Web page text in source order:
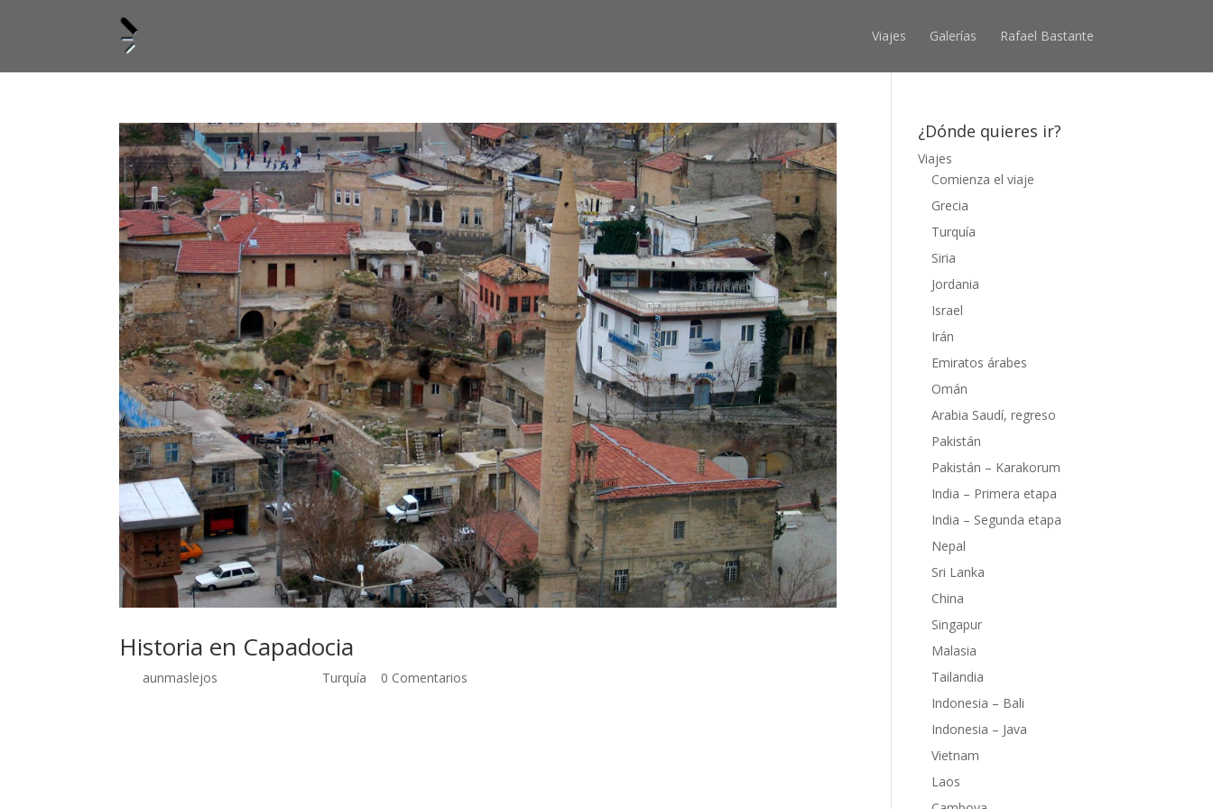
Viajes Galerías Rafael Bastante
Historia en Capadocia
aunmaslejos Turquía 0 Comentarios
¿Dónde quieres ir?
Viajes
Comienza el viaje
Grecia
Turquía
Siria
Jordania
Israel
Irán
Emiratos árabes
Omán
Arabia Saudí, regreso
Pakistán
Pakistán – Karakorum
India – Primera etapa
India – Segunda etapa
Nepal
Sri Lanka
China
Singapur
Malasia
Tailandia
Indonesia – Bali
Indonesia – Java
Vietnam
Laos